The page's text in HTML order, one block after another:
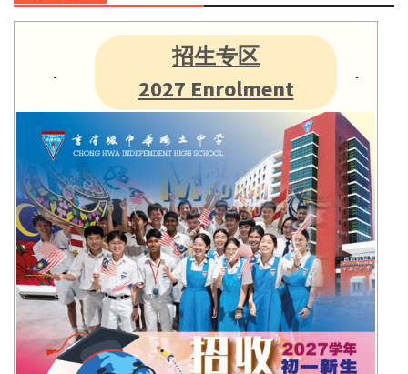
招生专区
2027 Enrolment